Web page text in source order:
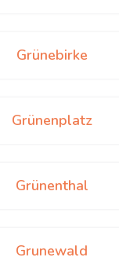
Grünebirke
Grünenplatz
Grünenthal
Grunewald